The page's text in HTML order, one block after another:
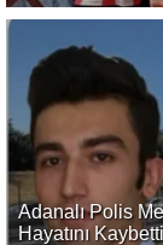
Adanalı Polis
Hayatını Kaybetti